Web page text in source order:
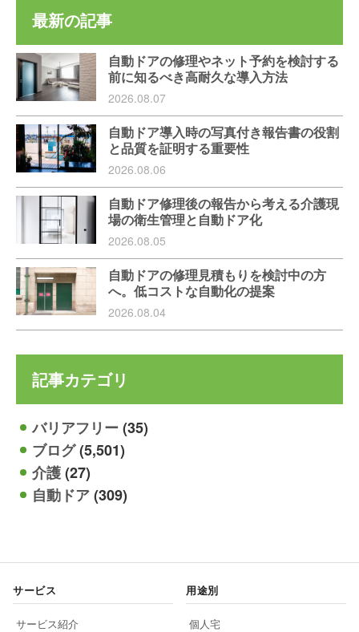
最新の記事
自動ドアの修理やネット予約を検討する
前に知るべき高耐久な導入方法
2026.08.07
自動ドア導入時の写真付き報告書の役割
と品質を証明する重要性
2026.08.06
自動ドア修理後の報告から考える介護現
場の衛生管理と自動ドア化
2026.08.05
自動ドアの修理見積もりを検討中の方
へ。低コストな自動化の提案
2026.08.04
記事カテゴリ
バリアフリー(35)
ブログ(5,501)
介護(27)
自動ドア(309)
サービス
サービス紹介
用途別
個人宅